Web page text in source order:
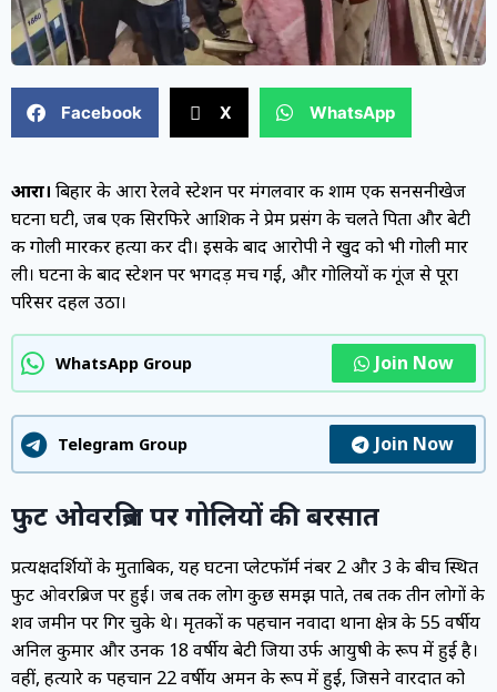
Facebook X WhatsApp
आरा। बिहार के आरा रेलवे स्टेशन पर मंगलवार की शाम एक सनसनीखेज
घटना घटी, जब एक सिरफिरे आशिक ने प्रेम प्रसंग के चलते पिता और बेटी
की गोली मारकर हत्या कर दी। इसके बाद आरोपी ने खुद को भी गोली मार
ली। घटना के बाद स्टेशन पर भगदड़ मच गई, और गोलियों की गूंज से पूरा
परिसर दहल उठा।
WhatsApp Group Join Now
Telegram Group Join Now
फुट ओवरब्रिज पर गोलियों की बरसात
प्रत्यक्षदर्शियों के मुताबिक, यह घटना प्लेटफॉर्म नंबर 2 और 3 के बीच स्थित
फुट ओवरब्रिज पर हुई। जब तक लोग कुछ समझ पाते, तब तक तीन लोगों के
शव जमीन पर गिर चुके थे। मृतकों की पहचान नवादा थाना क्षेत्र के 55 वर्षीय
अनिल कुमार और उनकी 18 वर्षीय बेटी जिया उर्फ आयुषी के रूप में हुई है।
वहीं, हत्यारे की पहचान 22 वर्षीय अमन के रूप में हुई, जिसने वारदात को